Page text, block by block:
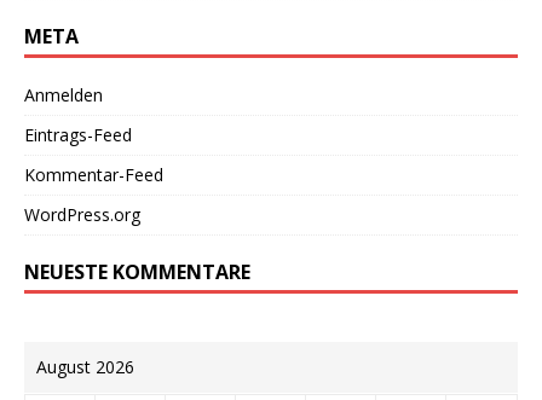
META
Anmelden
Eintrags-Feed
Kommentar-Feed
WordPress.org
NEUESTE KOMMENTARE
August 2026